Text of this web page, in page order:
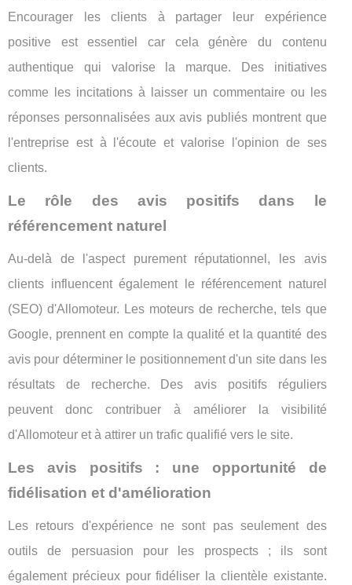
Encourager les clients à partager leur expérience
positive est essentiel car cela génère du contenu
authentique qui valorise la marque. Des initiatives
comme les incitations à laisser un commentaire ou les
réponses personnalisées aux avis publiés montrent que
l'entreprise est à l'écoute et valorise l'opinion de ses
clients.
Le rôle des avis positifs dans le
référencement naturel
Au-delà de l'aspect purement réputationnel, les avis
clients influencent également le référencement naturel
(SEO) d'Allomoteur. Les moteurs de recherche, tels que
Google, prennent en compte la qualité et la quantité des
avis pour déterminer le positionnement d'un site dans les
résultats de recherche. Des avis positifs réguliers
peuvent donc contribuer à améliorer la visibilité
d'Allomoteur et à attirer un trafic qualifié vers le site.
Les avis positifs : une opportunité de
fidélisation et d'amélioration
Les retours d'expérience ne sont pas seulement des
outils de persuasion pour les prospects ; ils sont
également précieux pour fidéliser la clientèle existante.